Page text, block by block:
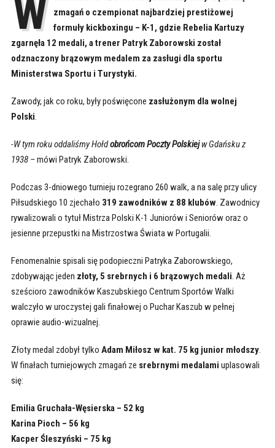
W
zmagań o czempionat najbardziej prestiżowej
formuły kickboxingu – K-1, gdzie Rebelia Kartuzy
zgarnęła 12 medali, a trener Patryk Zaborowski został
odznaczony brązowym medalem za zasługi dla sportu
Ministerstwa Sportu i Turystyki.
Zawody, jak co roku, były poświęcone zasłużonym dla wolnej
Polski.
-W tym roku oddaliśmy Hołdobrońcom Poczty Polskiejw Gdańsku z
1938 –mówi Patryk Zaborowski.
Podczas 3-dniowego turnieju rozegrano 260 walk, a na salę przy ulicy
Piłsudskiego 10 zjechało 319 zawodników z 88 klubów. Zawodnicy
rywalizowali o tytuł Mistrza Polski K-1 Juniorów i Seniorów oraz o
jesienne przepustki na Mistrzostwa Świata w Portugalii.
Fenomenalnie spisali się podopieczni Patryka Zaborowskiego,
zdobywając jeden złoty, 5 srebrnych i 6 brązowych medali. Aż
sześcioro zawodników Kaszubskiego Centrum Sportów Walki
walczyło w uroczystej gali finałowej o Puchar Kaszub w pełnej
oprawie audio-wizualnej.
Złoty medal zdobył tylko Adam Miłosz w kat. 75 kg junior młodszy.
W finałach turniejowych zmagań ze srebrnymi medalami uplasowali
się:
Emilia Gruchała-Węsierska – 52 kg
Karina Pioch – 56 kg
Kacper Śleszyński – 75 kg